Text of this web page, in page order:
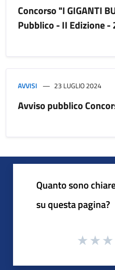
Concorso "I GIGANTI
Pubblico - II Edizione -
AVVISI 23 LUGLIO 2024
Avviso pubblico
Quanto sono
su questa pagina?